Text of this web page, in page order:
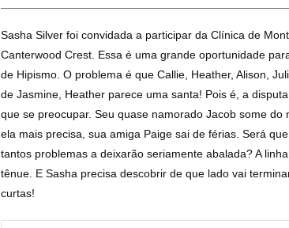
Sasha Silver foi convidada a participar da Clínica de
Canterwood Crest. Essa é uma grande oportunidade
de Hipismo. O problema é que Callie, Heather, Alison,
de Jasmine, Heather parece uma santa! Pois é, a
que se preocupar. Seu quase namorado Jacob some
ela mais precisa, sua amiga Paige sai de férias. Será
tantos problemas a deixarão seriamente abalada? A
tênue. E Sasha precisa descobrir de que lado vai
curtas!